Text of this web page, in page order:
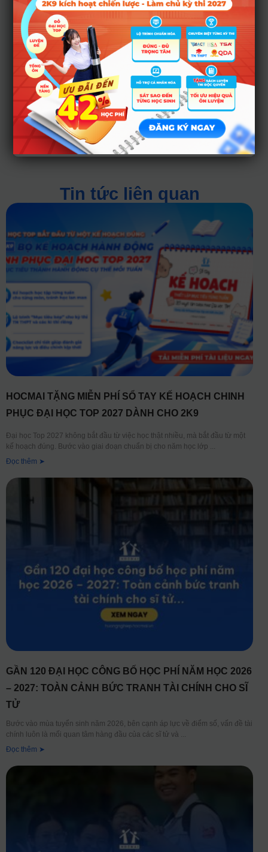
>>TRUY CẬP
CÔNG CỤ TÍNH
ĐIỂM TỐT NGHIỆP
THPT 2022 TỰ
ĐỘNG HOÀN
TOÀN MIỄN PHÍ
TẠI ĐÂY<<
Tin tức liên quan
HOCMAI TẶNG MIỄN PHÍ SỔ TAY KẾ HOẠCH CHINH
PHỤC ĐẠI HỌC TOP 2027 DÀNH CHO 2K9
Đại học Top 2027 không bắt đầu từ việc học thật nhiều, mà bắt đầu từ một
kế hoạch đúng. Bước vào giai đoạn chuẩn bị cho năm học lớp
Đọc thêm ➤
GẦN 120 ĐẠI HỌC CÔNG BỐ HỌC PHÍ NĂM HỌC 2026
– 2027: TOÀN CẢNH BỨC TRANH TÀI CHÍNH CHO SĨ
TỬ
Bước vào mùa tuyển sinh năm 2026, bên cạnh áp lực về điểm số, vấn đề tài
chính luôn là mối quan tâm hàng đầu của các sĩ tử và
Đọc thêm ➤